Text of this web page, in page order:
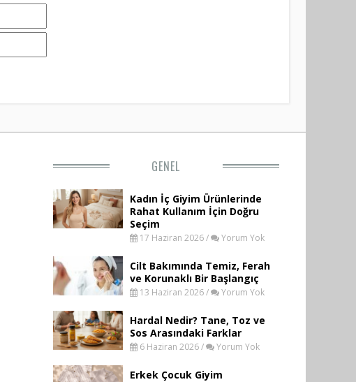
GENEL
Kadın İç Giyim Ürünlerinde
Rahat Kullanım İçin Doğru
Seçim
17 Haziran 2026 / Yorum Yok
Cilt Bakımında Temiz, Ferah
ve Korunaklı Bir Başlangıç
13 Haziran 2026 / Yorum Yok
Hardal Nedir? Tane, Toz ve
Sos Arasındaki Farklar
6 Haziran 2026 / Yorum Yok
Erkek Çocuk Giyim